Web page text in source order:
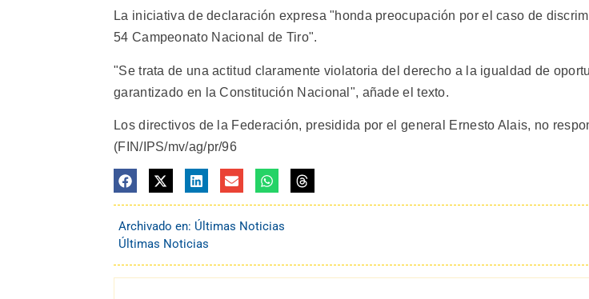
La iniciativa de declaración expresa "honda preocupación por el caso de
54 Campeonato Nacional de Tiro".
"Se trata de una actitud claramente violatoria del derecho a la igualdad de
garantizado en la Constitución Nacional", añade el texto.
Los directivos de la Federación, presidida por el general Ernesto Alais, no
(FIN/IPS/mv/ag/pr/96
Archivado en: Últimas Noticias
Últimas Noticias